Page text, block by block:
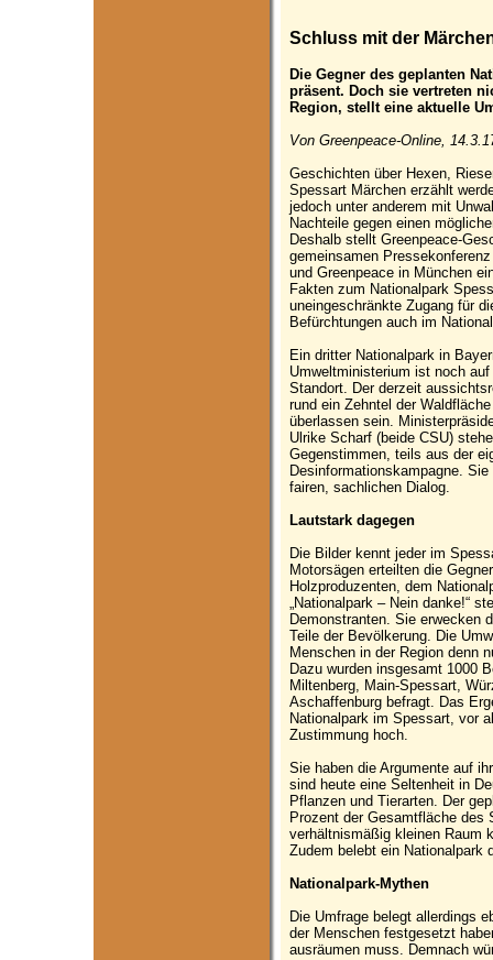
Schluss mit der
Die Gegner des geplanten
präsent. Doch sie vertreten
Region, stellt eine aktuelle
Von Greenpeace-Online,
Geschichten über Hexen,
Spessart Märchen erzählt
jedoch unter anderem mit
Nachteile gegen einen
Deshalb stellt Greenpeace-
gemeinsamen
und Greenpeace in München
Fakten zum Nationalpark
uneingeschränkte Zugang für
Befürchtungen auch im
Ein dritter Nationalpark in
Umweltministerium ist noch
Standort. Der derzeit
rund ein Zehntel der
überlassen sein.
Ulrike Scharf (beide CSU)
Gegenstimmen, teils aus der
Desinformationskampagne.
fairen, sachlichen Dialog.
Lautstark dagegen
Die Bilder kennt jeder im
Motorsägen erteilten die
Holzproduzenten, dem
„Nationalpark – Nein danke!“
Demonstranten. Sie erwecken
Teile der Bevölkerung. Die
Menschen in der Region denn
Dazu wurden insgesamt 1000
Miltenberg, Main-Spessart,
Aschaffenburg befragt. Das
Nationalpark im Spessart, vor
Zustimmung hoch.
Sie haben die Argumente auf
sind heute eine Seltenheit in
Pflanzen und Tierarten. Der
Prozent der Gesamtfläche des
verhältnismäßig kleinen Raum
Zudem belebt ein Nationalpark
Nationalpark-Mythen
Die Umfrage belegt allerdings
der Menschen festgesetzt
ausräumen muss. Demnach